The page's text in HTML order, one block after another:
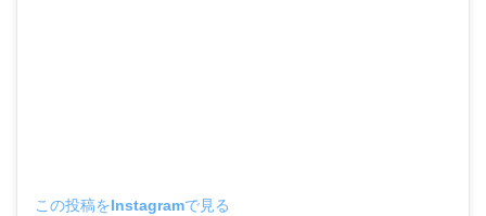
この投稿をInstagramで見る